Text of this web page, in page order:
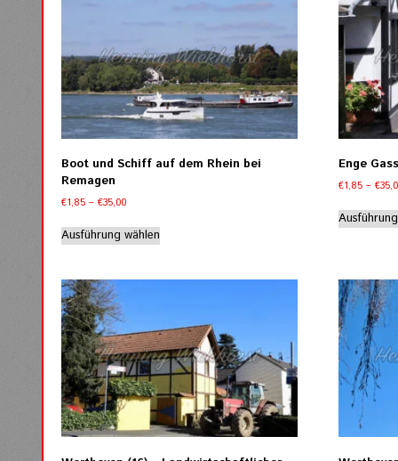
Optionen
können
auf
der
Produktseite
gewählt
werden
Boot und Schiff auf dem Rhein bei
Remagen
€1,85 – €35,00Preisspanne:
bis
€35,00
Ausführung wählen
Dieses
Produkt
mehrere
Die
Optionen
können
der
Produktseite
gewählt
werden
Enge
€1,85 – €